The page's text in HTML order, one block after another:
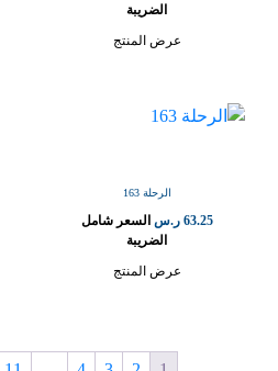
الضريبة
عرض المنتج
الرحلة 163
63.25 ر.س السعر شامل
الضريبة
عرض المنتج